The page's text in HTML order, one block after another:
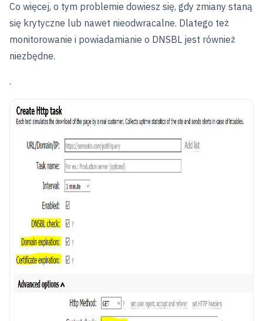
Co więcej, o tym problemie dowiesz się, gdy zmiany staną
się krytyczne lub nawet nieodwracalne. Dlatego też
monitorowanie i powiadamianie o DNSBL jest również
niezbędne.
.